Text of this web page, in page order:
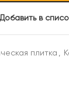
Добавить в
плитка